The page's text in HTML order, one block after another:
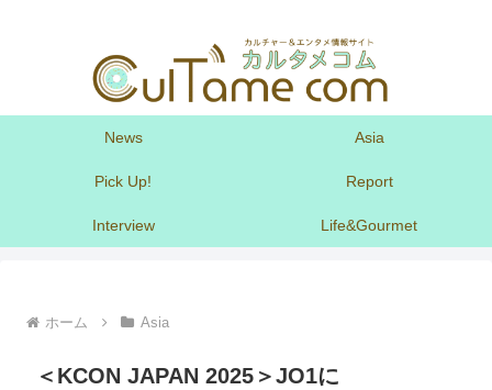
News Asia
Pick Up! Report
Interview Life&Gourmet
ホーム Asia
＜KCON JAPAN 2025＞JO1に